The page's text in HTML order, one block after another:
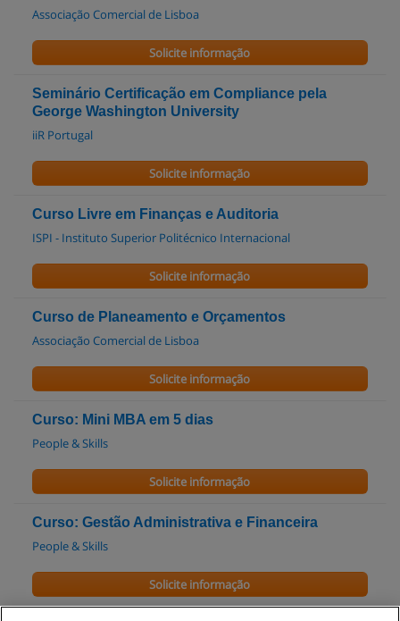
Associação Comercial de Lisboa
Solicite informação
Seminário Certificação em Compliance pela
George Washington University
iiR Portugal
Solicite informação
Curso Livre em Finanças e Auditoria
ISPI - Instituto Superior Politécnico Internacional
Solicite informação
Curso de Planeamento e Orçamentos
Associação Comercial de Lisboa
Solicite informação
Curso: Mini MBA em 5 dias
People & Skills
Solicite informação
Curso: Gestão Administrativa e Financeira
People & Skills
Solicite informação